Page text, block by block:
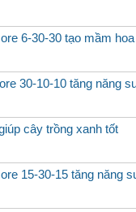
6-30-30 tạo mầm hoa
30-10-10 tăng năng
cây trồng xanh tốt
15-30-15 tăng năng